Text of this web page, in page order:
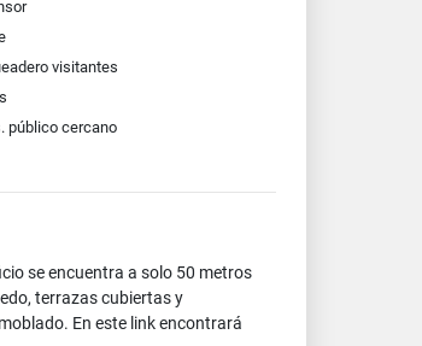
visitantes
público cercano
se encuentra a solo 50 metros
terrazas cubiertas y
En este link encontrará